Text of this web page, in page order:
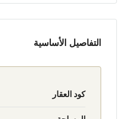
التفاصيل الأساسية
كود العقار